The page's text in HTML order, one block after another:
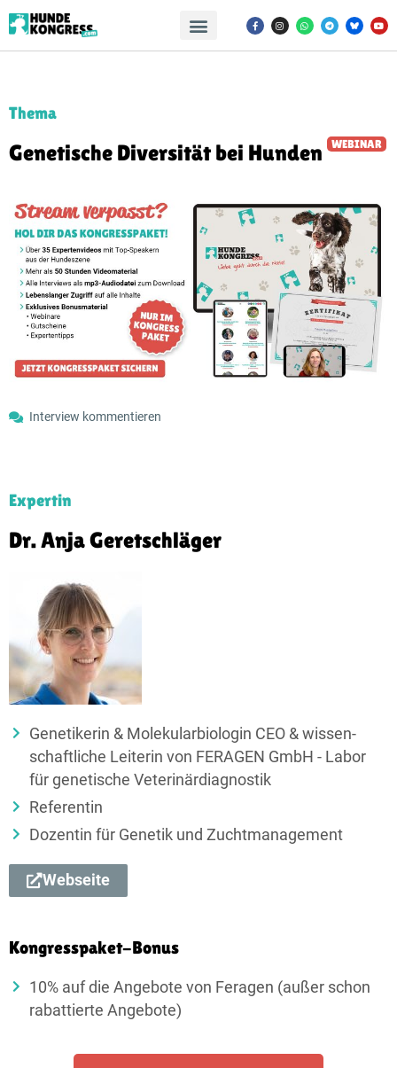
Thema
Genetische Diversität bei Hunden WEBINAR
Interview kommentieren
Expertin
Dr. Anja Geretschläger
Genetikerin & Molekular­biologin CEO & wissen­
schaft­liche Leiterin von FERAGEN GmbH - Labor
für genetische Veterinärdiagnostik
Referentin
Dozentin für Genetik und Zucht­manage­ment
Webseite
Kongresspaket-Bonus
10% auf die Angebote von Feragen (außer schon
rabattierte Angebote)